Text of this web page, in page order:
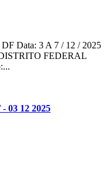
Data: 3 A 7 / 12 / 2025
FEDERAL
03 12 2025